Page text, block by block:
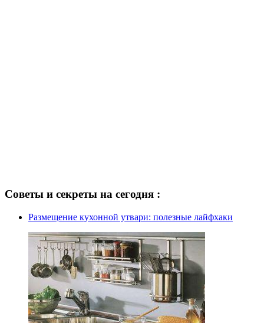
Советы и секреты на сегодня :
Размещение кухонной утвари: полезные лайфхаки